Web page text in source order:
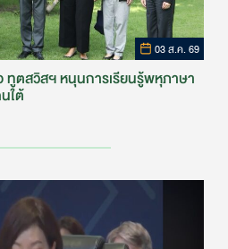
03 ส.ค. 69
ทูตสวิสฯ หนุนการเรียนรู้พหุภาษา
ใต้